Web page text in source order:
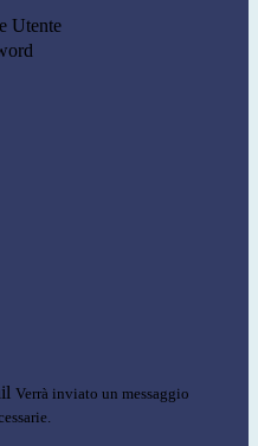
Utente
Verrà inviato un messaggio